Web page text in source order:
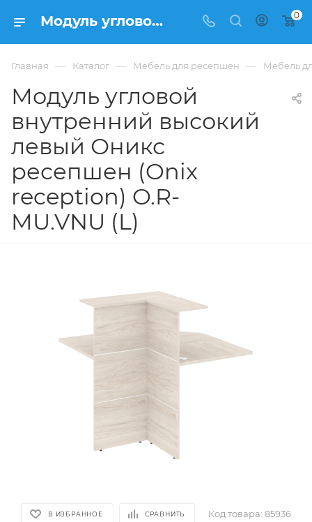
Модуль угловой внутренний высокий левый Оникс ресепшен (Onix reception) O.R-MU.VNU (L) из ЛДСП купить в Москве, цена 25 279 ₽. - интернет-магазин ФРАНКОМ 0
Главная — Каталог — Мебель для ресепшен — Мебель
Модуль угловой
внутренний высокий
левый Оникс
ресепшен (Onix
reception) O.R-
MU.VNU (L)
В ИЗБРАННОЕ СРАВНИТЬ Код товара: 85936